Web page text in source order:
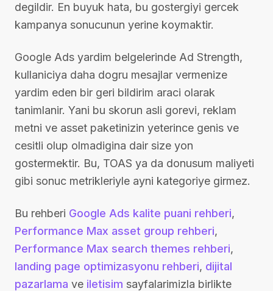
degildir. En buyuk hata, bu gostergiyi gercek
kampanya sonucunun yerine koymaktir.
Google Ads yardim belgelerinde Ad Strength,
kullaniciya daha dogru mesajlar vermenize
yardim eden bir geri bildirim araci olarak
tanimlanir. Yani bu skorun asli gorevi, reklam
metni ve asset paketinizin yeterince genis ve
cesitli olup olmadigina dair size yon
gostermektir. Bu, TOAS ya da donusum maliyeti
gibi sonuc metrikleriyle ayni kategoriye girmez.
Bu rehberi Google Ads kalite puani rehberi,
Performance Max asset group rehberi,
Performance Max search themes rehberi,
landing page optimizasyonu rehberi, dijital
pazarlama ve iletisim sayfalarimizla birlikte